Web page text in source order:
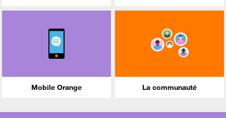
Mobile Orange La communauté